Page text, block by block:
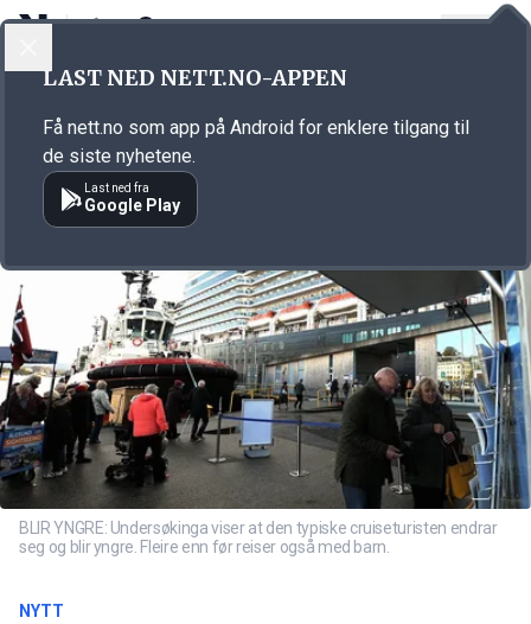
Annonsørinnhold
BLIR YNGRE: Undersøkinga viser at den typiske cruiseturisten endrar
seg og blir yngre. Fleire enn før reiser også med barn.
NYTT
LAST NED NETT.NO-APPEN
Få nett.no som app på Android for enklere tilgang til
de siste nyhetene.
Last ned fra
Google Play